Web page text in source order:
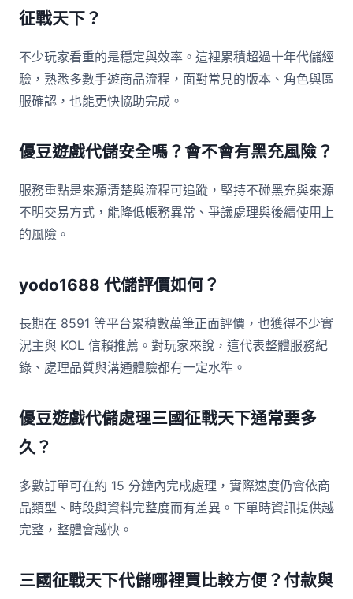
征戰天下？
不少玩家看重的是穩定與效率。這裡累積超過十年代儲經
驗，熟悉多數手遊商品流程，面對常見的版本、角色與區
服確認，也能更快協助完成。
優豆遊戲代儲安全嗎？會不會有黑充風險？
服務重點是來源清楚與流程可追蹤，堅持不碰黑充與來源
不明交易方式，能降低帳務異常、爭議處理與後續使用上
的風險。
yodo1688 代儲評價如何？
長期在 8591 等平台累積數萬筆正面評價，也獲得不少實
況主與 KOL 信賴推薦。對玩家來說，這代表整體服務紀
錄、處理品質與溝通體驗都有一定水準。
優豆遊戲代儲處理三國征戰天下通常要多
久？
多數訂單可在約 15 分鐘內完成處理，實際速度仍會依商
品類型、時段與資料完整度而有差異。下單時資訊提供越
完整，整體會越快。
三國征戰天下代儲哪裡買比較方便？付款與